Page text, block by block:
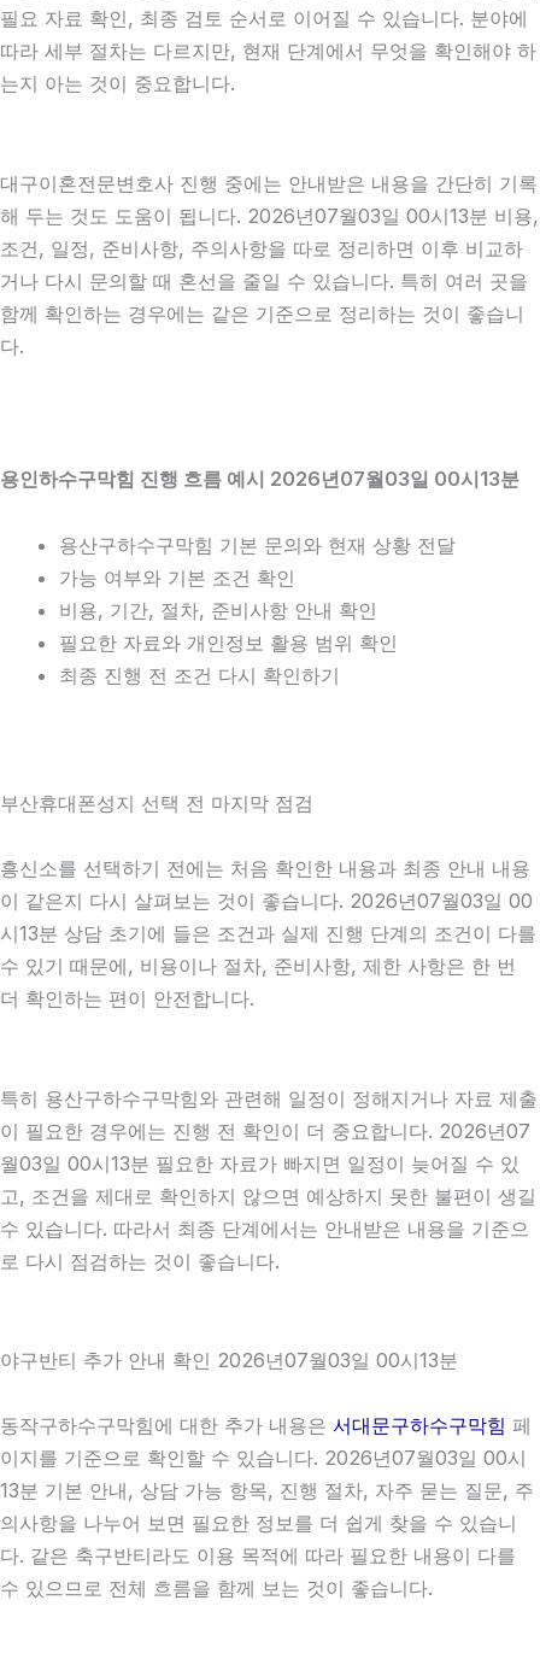
필요 자료 확인, 최종 검토 순서로 이어질 수 있습니다. 분야에
따라 세부 절차는 다르지만, 현재 단계에서 무엇을 확인해야 하
는지 아는 것이 중요합니다.
대구이혼전문변호사 진행 중에는 안내받은 내용을 간단히 기록
해 두는 것도 도움이 됩니다. 2026년07월03일 00시13분 비용,
조건, 일정, 준비사항, 주의사항을 따로 정리하면 이후 비교하
거나 다시 문의할 때 혼선을 줄일 수 있습니다. 특히 여러 곳을
함께 확인하는 경우에는 같은 기준으로 정리하는 것이 좋습니
다.
용인하수구막힘 진행 흐름 예시 2026년07월03일 00시13분
용산구하수구막힘 기본 문의와 현재 상황 전달
가능 여부와 기본 조건 확인
비용, 기간, 절차, 준비사항 안내 확인
필요한 자료와 개인정보 활용 범위 확인
최종 진행 전 조건 다시 확인하기
부산휴대폰성지 선택 전 마지막 점검
흥신소를 선택하기 전에는 처음 확인한 내용과 최종 안내 내용
이 같은지 다시 살펴보는 것이 좋습니다. 2026년07월03일 00
시13분 상담 초기에 들은 조건과 실제 진행 단계의 조건이 다를
수 있기 때문에, 비용이나 절차, 준비사항, 제한 사항은 한 번
더 확인하는 편이 안전합니다.
특히 용산구하수구막힘와 관련해 일정이 정해지거나 자료 제출
이 필요한 경우에는 진행 전 확인이 더 중요합니다. 2026년07
월03일 00시13분 필요한 자료가 빠지면 일정이 늦어질 수 있
고, 조건을 제대로 확인하지 않으면 예상하지 못한 불편이 생길
수 있습니다. 따라서 최종 단계에서는 안내받은 내용을 기준으
로 다시 점검하는 것이 좋습니다.
야구반티 추가 안내 확인 2026년07월03일 00시13분
동작구하수구막힘에 대한 추가 내용은 서대문구하수구막힘 페
이지를 기준으로 확인할 수 있습니다. 2026년07월03일 00시
13분 기본 안내, 상담 가능 항목, 진행 절차, 자주 묻는 질문, 주
의사항을 나누어 보면 필요한 정보를 더 쉽게 찾을 수 있습니
다. 같은 축구반티라도 이용 목적에 따라 필요한 내용이 다를
수 있으므로 전체 흐름을 함께 보는 것이 좋습니다.